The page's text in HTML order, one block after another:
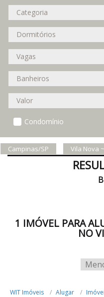
Condomínio
Campinas/SP Vila Nova
1 IMÓVEL PARA
NO
WIT Imóveis Alugar